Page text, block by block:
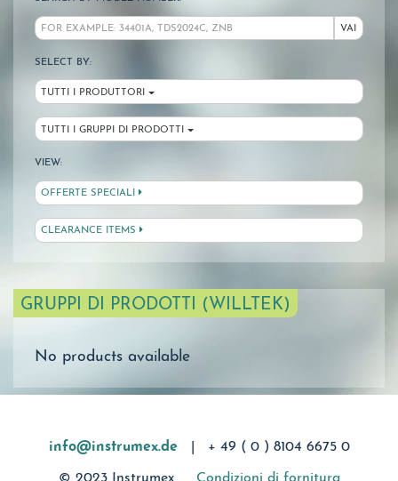
VAI
SELECT BY:
TUTTI I PRODUTTORI
TUTTI I GRUPPI DI PRODOTTI
VIEW:
OFFERTE SPECIALI
CLEARANCE ITEMS
GRUPPI DI PRODOTTI (WILLTEK)
No products available
info@instrumex.de + 49 ( 0 ) 8104 6675 0